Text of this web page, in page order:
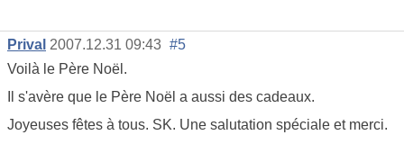
Prival 2007.12.31 09:43 #5
Voilà le Père Noël.
Il s'avère que le Père Noël a aussi des cadeaux.
Joyeuses fêtes à tous. SK. Une salutation spéciale et merci.